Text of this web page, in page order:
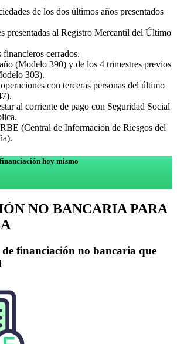
de los dos últimos años presentados
presentadas al Registro Mercantil del Último
financieros cerrados.
(Modelo 390) y de los 4 trimestres previos
303).
con terceras personas del último
al corriente de pago con Seguridad Social
(Central de Información de Riesgos del
hoy mismo
NO BANCARIA PARA
financiación no bancaria que